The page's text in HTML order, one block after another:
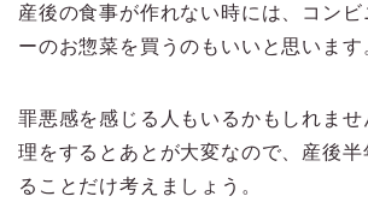
産後の食事が作れない時には、コン
ーのお惣菜を買うのもいいと思います
罪悪感を感じる人もいるかもしれま
理をするとあとが大変なので、産後半
ることだけ考えましょう。